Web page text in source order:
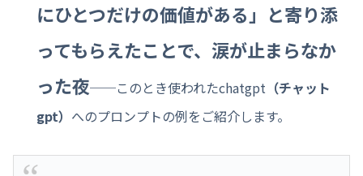
にひとつだけの価値がある」と寄り添
ってもらえたことで、涙が止まらなか
った夜──このとき使われたchatgpt （チャット
gpt） へのプロンプトの例をご紹介します。